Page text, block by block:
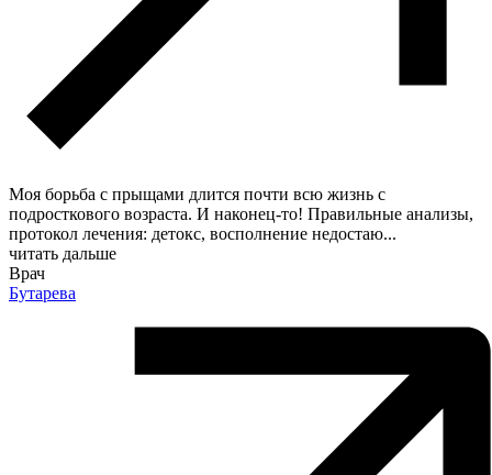
Моя борьба с прыщами длится почти всю жизнь с
подросткового возраста. И наконец-то! Правильные анализы,
протокол лечения: детокс, восполнение недостаю...
читать дальше
Врач
Бутарева